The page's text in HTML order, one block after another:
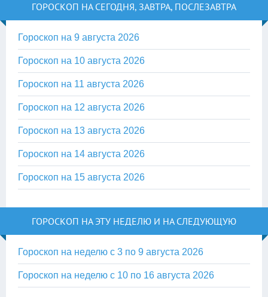
ГОРОСКОП НА СЕГОДНЯ, ЗАВТРА, ПОСЛЕЗАВТРА
Гороскоп на 9 августа 2026
Гороскоп на 10 августа 2026
Гороскоп на 11 августа 2026
Гороскоп на 12 августа 2026
Гороскоп на 13 августа 2026
Гороскоп на 14 августа 2026
Гороскоп на 15 августа 2026
ГОРОСКОП НА ЭТУ НЕДЕЛЮ И НА СЛЕДУЮЩУЮ
Гороскоп на неделю с 3 по 9 августа 2026
Гороскоп на неделю с 10 по 16 августа 2026